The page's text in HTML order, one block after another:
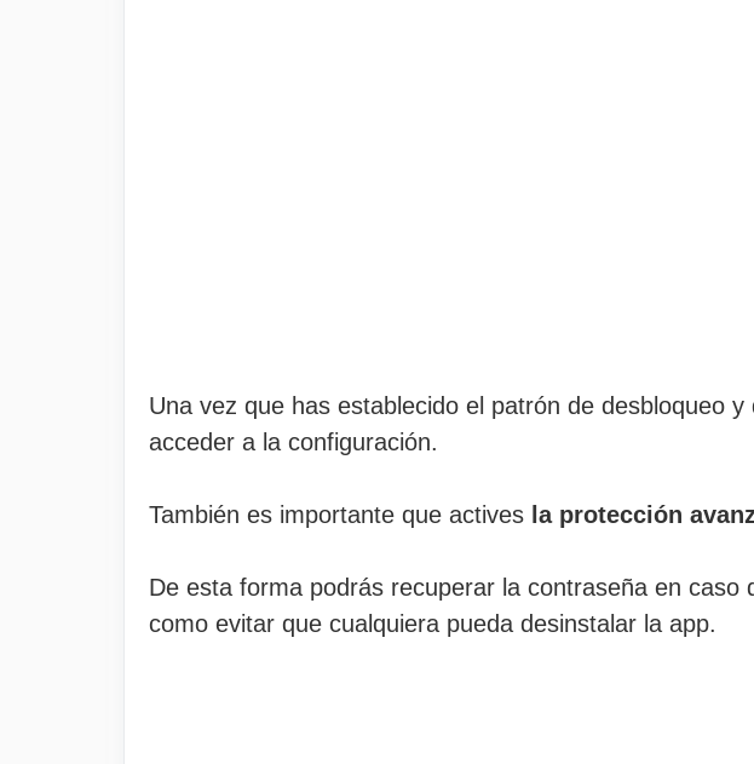
Una vez que has establecido el patrón de desbloqueo
acceder a la configuración.
También es importante que actives la protección
De esta forma podrás recuperar la contraseña en
como evitar que cualquiera pueda desinstalar la app.